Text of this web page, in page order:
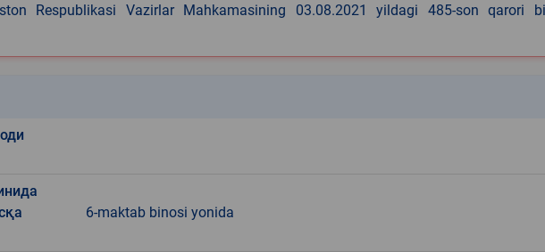
Respublikasi Vazirlar Mahkamasining 03.08.2021 yildagi 485-son qarori
6-maktab binosi yonida